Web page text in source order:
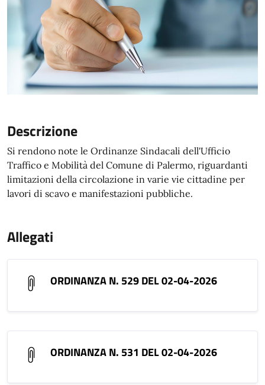
Descrizione
Si rendono note le Ordinanze Sindacali dell'Ufficio
Traffico e Mobilità del Comune di Palermo, riguardanti
limitazioni della circolazione in varie vie cittadine per
lavori di scavo e manifestazioni pubbliche.
Allegati
ORDINANZA N. 529 DEL 02-04-2026
ORDINANZA N. 531 DEL 02-04-2026